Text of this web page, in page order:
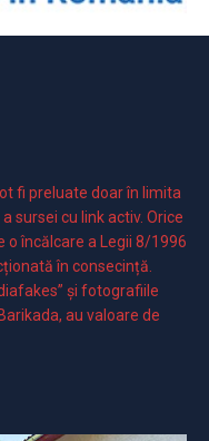
fi preluate doar în limita
sursei cu link activ. Orice
o încălcare a Legii 8/1996
în consecință.
și fotografiile
au valoare de